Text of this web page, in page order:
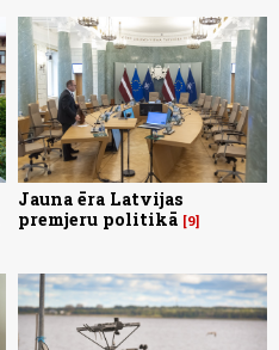
Jauna ēra Latvijas
premjeru politikā 9